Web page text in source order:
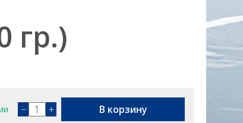
гр.)
− + В корзину